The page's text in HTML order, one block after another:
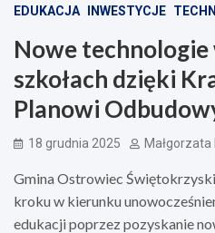
EDUKACJA INWESTYCJE
Nowe
szkołach dzięki
Planowi
18 grudnia 2025
Gmina Ostrowiec
kroku w kierunku
edukacji poprzez pozyskanie